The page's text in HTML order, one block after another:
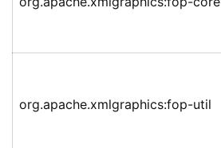
org.apache.xmlgraphics:fop-util